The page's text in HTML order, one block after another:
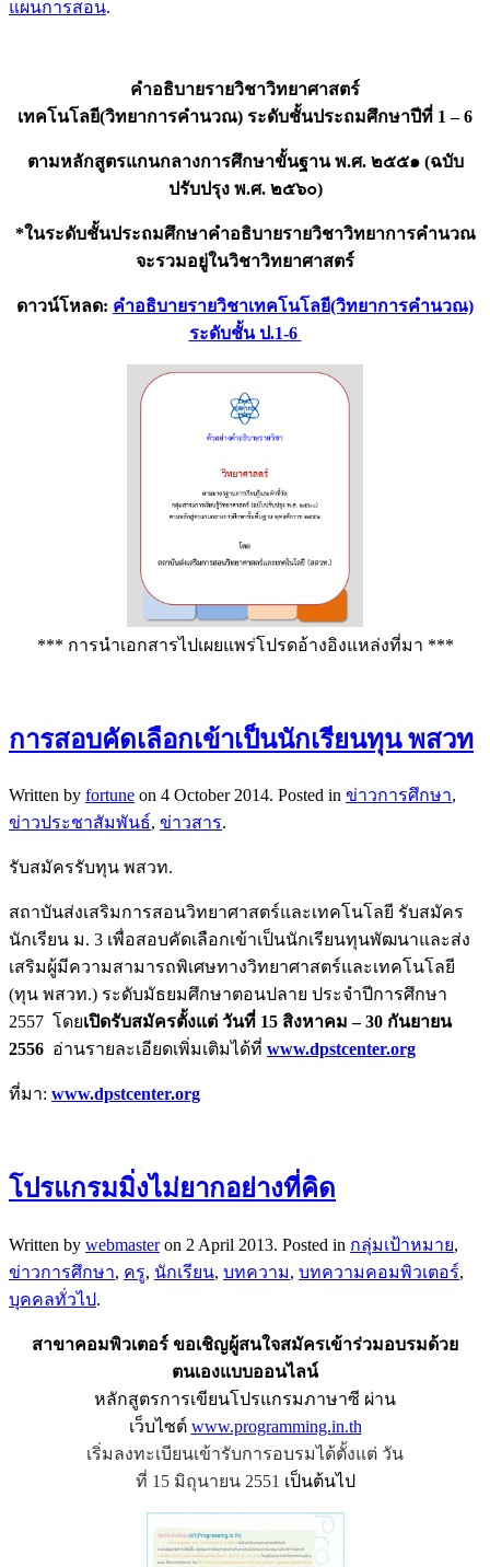
แผนการสอน.
คำอธิบายรายวิชาวิทยาศาสตร์
เทคโนโลยี(วิทยาการคำนวณ) ระดับชั้นประถมศึกษาปีที่ 1 – 6
ตามหลักสูตรแกนกลางการศึกษาขั้นฐาน พ.ศ. ๒๕๕๑ (ฉบับ
ปรับปรุง พ.ศ. ๒๕๖๐)
*ในระดับชั้นประถมศึกษาคำอธิบายรายวิชาวิทยาการคำนวณ
จะรวมอยู่ในวิชาวิทยาศาสตร์
ดาวน์โหลด: คำอธิบายรายวิชาเทคโนโลยี(วิทยาการคำนวณ)
ระดับชั้น ป.1-6
*** การนำเอกสารไปเผยแพร่โปรดอ้างอิงแหล่งที่มา ***
การสอบคัดเลือกเข้าเป็นนักเรียนทุน พสวท
Written by fortune on 4 October 2014. Posted in ข่าวการศึกษา,
ข่าวประชาสัมพันธ์, ข่าวสาร.
รับสมัครรับทุน พสวท.
สถาบันส่งเสริมการสอนวิทยาศาสตร์และเทคโนโลยี รับสมัคร
นักเรียน ม. 3 เพื่อสอบคัดเลือกเข้าเป็นนักเรียนทุนพัฒนาและส่ง
เสริมผู้มีความสามารถพิเศษทางวิทยาศาสตร์และเทคโนโลยี
(ทุน พสวท.) ระดับมัธยมศึกษาตอนปลาย ประจำปีการศึกษา
2557 โดยเปิดรับสมัครตั้งแต่ วันที่ 15 สิงหาคม – 30 กันยายน
2556 อ่านรายละเอียดเพิ่มเติมได้ที่ www.dpstcenter.org
ที่มา: www.dpstcenter.org
โปรแกรมมิ่งไม่ยากอย่างที่คิด
Written by webmasteron 2 April 2013. Posted in กลุ่มเป้าหมาย,
ข่าวการศึกษา, ครู, นักเรียน, บทความ, บทความคอมพิวเตอร์,
บุคคลทั่วไป.
สาขาคอมพิวเตอร์ ขอเชิญผู้สนใจสมัครเข้าร่วมอบรมด้วย
ตนเองแบบออนไลน์
หลักสูตรการเขียนโปรแกรมภาษาซี ผ่าน
เว็บไซต์ www.programming.in.th
เริ่มลงทะเบียนเข้ารับการอบรมได้ตั้งแต่ วัน
ที่ 15 มิถุนายน 2551 เป็นต้นไป